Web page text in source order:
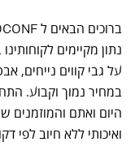
נתון מקיימים
על גבי קווים נייחים,
במחיר נמוך וקבוע.
היום ואתם והמוזמנים
ואיכותי ללא חיוב לפי